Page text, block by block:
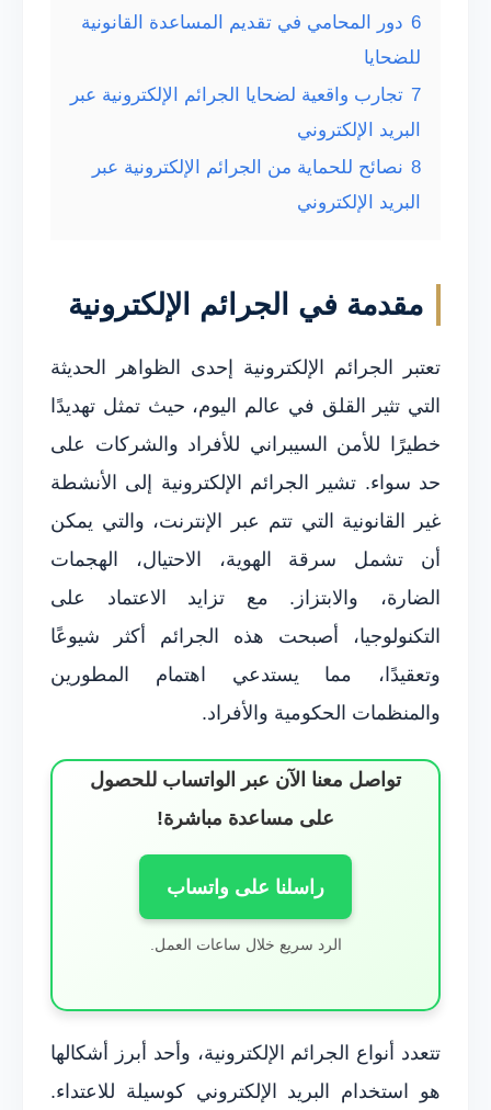
6 دور المحامي في تقديم المساعدة القانونية
للضحايا
7 تجارب واقعية لضحايا الجرائم الإلكترونية عبر
البريد الإلكتروني
8 نصائح للحماية من الجرائم الإلكترونية عبر
البريد الإلكتروني
مقدمة في الجرائم الإلكترونية
تعتبر الجرائم الإلكترونية إحدى الظواهر الحديثة
التي تثير القلق في عالم اليوم، حيث تمثل تهديدًا
خطيرًا للأمن السيبراني للأفراد والشركات على
حد سواء. تشير الجرائم الإلكترونية إلى الأنشطة
غير القانونية التي تتم عبر الإنترنت، والتي يمكن
أن تشمل سرقة الهوية، الاحتيال، الهجمات
الضارة، والابتزاز. مع تزايد الاعتماد على
التكنولوجيا، أصبحت هذه الجرائم أكثر شيوعًا
وتعقيدًا، مما يستدعي اهتمام المطورين
والمنظمات الحكومية والأفراد.
تواصل معنا الآن عبر الواتساب للحصول
على مساعدة مباشرة!
راسلنا على واتساب
الرد سريع خلال ساعات العمل.
تتعدد أنواع الجرائم الإلكترونية، وأحد أبرز أشكالها
هو استخدام البريد الإلكتروني كوسيلة للاعتداء.